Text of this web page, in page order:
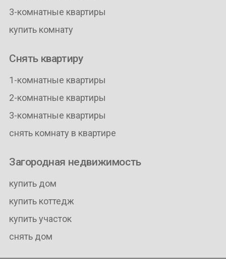
3-комнатные квартиры
купить комнату
Снять квартиру
1-комнатные квартиры
2-комнатные квартиры
3-комнатные квартиры
снять комнату в квартире
Загородная недвижимость
купить дом
купить коттедж
купить участок
снять дом